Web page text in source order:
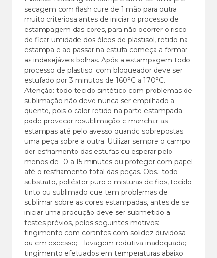
secagem com flash cure de 1 mão para outra
muito criteriosa antes de iniciar o processo de
estampagem das cores, para não ocorrer o risco
de ficar umidade dos óleos de plastisol, retido na
estampa e ao passar na estufa começa a formar
as indesejáveis bolhas. Após a estampagem todo
processo de plastisol com bloqueador deve ser
estufado por 3 minutos de 160°C à 170°C.
Atenção: todo tecido sintético com problemas de
sublimação não deve nunca ser empilhado a
quente, pois o calor retido na parte estampada
pode provocar resublimação e manchar as
estampas até pelo avesso quando sobrepostas
uma peça sobre a outra. Utilizar sempre o campo
der esfriamento das estufas ou esperar pelo
menos de 10 a 15 minutos ou proteger com papel
até o resfriamento total das peças. Obs.: todo
substrato, poliéster puro e misturas de fios, tecido
tinto ou sublimado que tem problemas de
sublimar sobre as cores estampadas, antes de se
iniciar uma produção deve ser submetido a
testes prévios, pelos seguintes motivos: –
tingimento com corantes com solidez duvidosa
ou em excesso; – lavagem redutiva inadequada; –
tingimento efetuados em temperaturas abaixo